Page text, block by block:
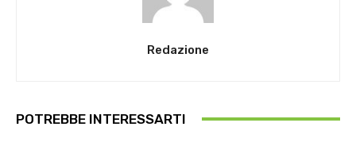
Redazione
POTREBBE INTERESSARTI